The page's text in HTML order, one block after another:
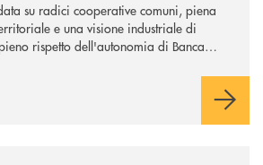
su radici cooperative comuni, piena
e una visione industriale di
rispetto dell'autonomia di Banca
per la finalizzazione dell’operazione.